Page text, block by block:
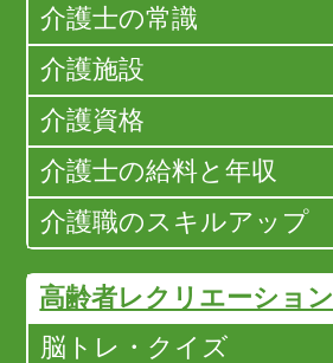
介護士の常識
介護施設
介護資格
介護士の給料と年収
介護職のスキルアップ
高齢者レクリエーション
脳トレ・クイズ